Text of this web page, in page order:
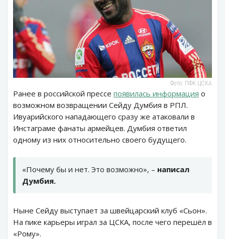
Фото: ПФК ЦСКА
Ранее в российской прессе появилась информация о
возможном возвращении Сейду Думбия в РПЛ.
Ивуарийского нападающего сразу же атаковали в
Инстаграме фанаты армейцев. Думбия ответил
одному из них относительно своего будущего.
«Почему бы и нет. Это возможно», – написал
Думбия.
Ныне Сейду выступает за швейцарский клуб «Сьон».
На пике карьеры играл за ЦСКА, после чего перешёл в
«Рому».